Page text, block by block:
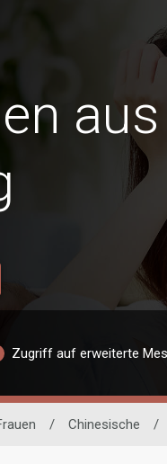
aus
Zugriff auf erweiterte
/ Chinesische /